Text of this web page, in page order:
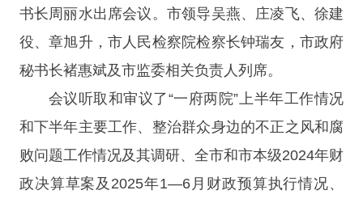
书长周丽水出席会议。市领导吴燕、庄凌飞、徐建
役、章旭升，市人民检察院检察长钟瑞友，市政府
秘书长褚惠斌及市监委相关负责人列席。
会议听取和审议了“一府两院”上半年工作情况
和下半年主要工作、整治群众身边的不正之风和腐
败问题工作情况及其调研、全市和市本级2024年财
政决算草案及2025年1—6月财政预算执行情况、